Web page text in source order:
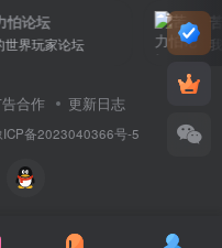
怕论坛
世界玩家论坛
告合作 更新日志
ICP备2023040366号-5